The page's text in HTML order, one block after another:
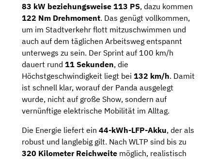
83 kW beziehungsweise 113 PS, dazu kommen
122 Nm Drehmoment. Das genügt vollkommen,
um im Stadtverkehr flott mitzuschwimmen und
auch auf dem täglichen Arbeitsweg entspannt
unterwegs zu sein. Der Sprint auf 100 km/h
dauert rund 11 Sekunden, die
Höchstgeschwindigkeit liegt bei 132 km/h. Damit
ist schnell klar, worauf der Panda ausgelegt
wurde, nicht auf große Show, sondern auf
vernünftige elektrische Mobilität im Alltag.
Die Energie liefert ein 44-kWh-LFP-Akku, der als
robust und langlebig gilt. Nach WLTP sind bis zu
320 Kilometer Reichweite möglich, realistisch